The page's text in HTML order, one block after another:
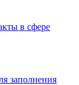
в сфере
заполнения